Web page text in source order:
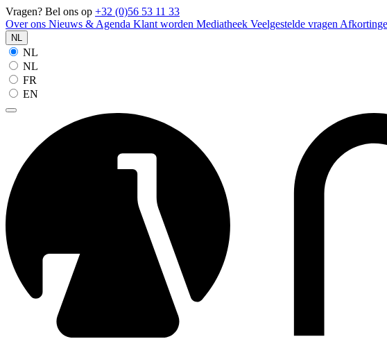
Vragen? Bel ons op +32 (0)56 53 11 33
Over ons Nieuws & Agenda Klant worden Mediatheek Veelgestelde vragen
NL
NL
NL
FR
EN